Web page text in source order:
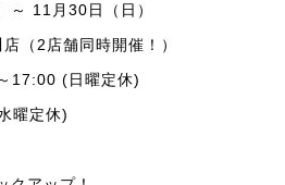
11月30日（日）
（2店舗同時開催！）
17:00 (日曜定休)
曜定休)